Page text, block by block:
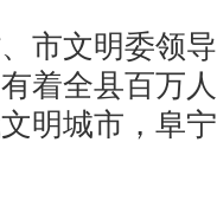
文明委领导
着全县百万
明城市，阜